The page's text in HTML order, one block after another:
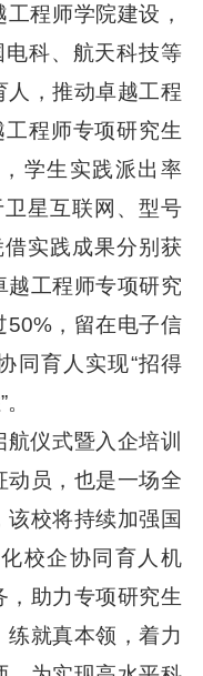
程师学院建设，
电科、航天科技等
人，推动卓越工程
工程师专项研究生
学生实践派出率
星互联网、型号
实践成果分别获
越工程师专项研究
50%，留在电子信
同育人实现“招得
仪式暨入企培训
动员，也是一场全
校将持续加强国
校企协同育人机
助力专项研究生
就真本领，着力